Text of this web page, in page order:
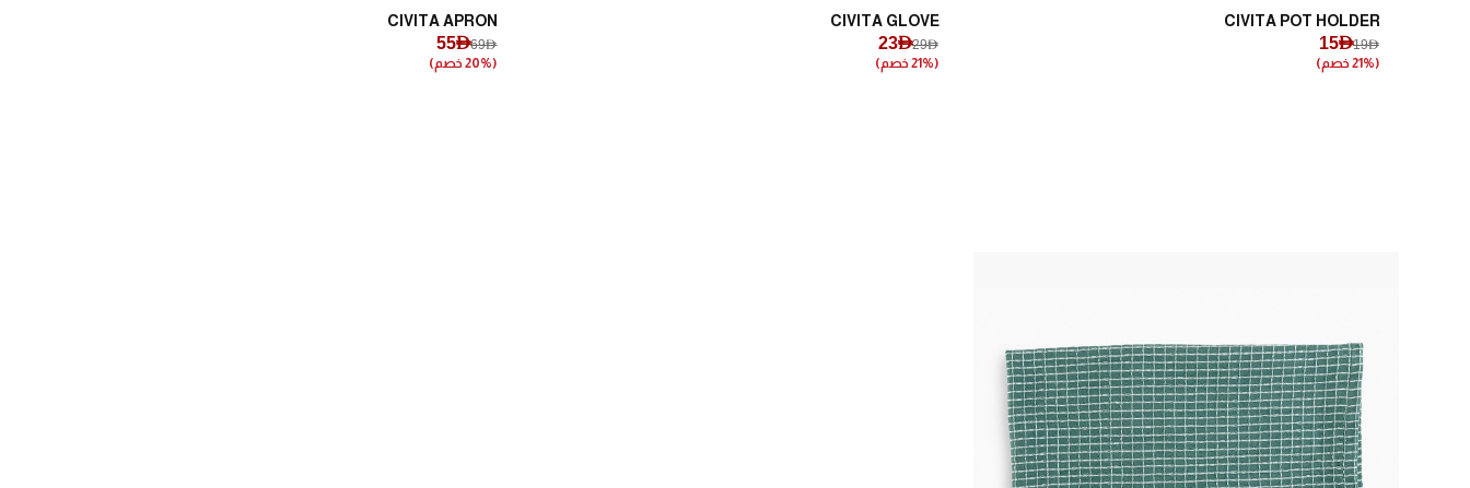
CIVITA POT HOLDER
15AED19AED
(21% خصم)
CIVITA GLOVE
23AED29AED
(21% خصم)
CIVITA APRON
55AED69AED
(20% خصم)